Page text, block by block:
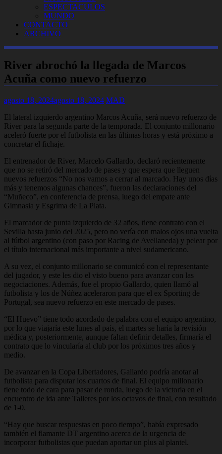
ESPECTACULOS
MUNDO
CONTACTO
ARCHIVO
River abrochó la llegada de Marcos
Acuña como nuevo refuerzo
agosto 18, 2024agosto 18, 2024 MAD
El lateral izquierdo argentino Marcos Acuña, será nuevo refuerzo de
River para la segunda parte de la temporada. El conjunto millonario
aceleró fuerte por el futbolista en las últimas horas y está próximo a
concretar el fichaje.
El entrenador de River, Marcelo Gallardo, declaró recientemente
que no se retiró del mercado de pases y que espera que lleguen
nuevos refuerzos “No nos vamos a cerrar al marcado. Hay unos días
más y tenemos algunas chances”, fueron las declaraciones del
“Muñeco”, en conferencia de prensa, luego del empate ante
Gimnasia y Esgrima de La Plata.
El marcador de punta izquierdo de 32 años, tiene contrato con el
Sevilla hasta junio del 2025, pero no vería con malos ojos una vuelta
al fútbol argentino (con paso por Racing de Avellaneda) y pelear por
el título internacional más importante a nivel sudamericano.
A su vez, el conjunto millonario se comunicó con el representante
del jugador, y este les dio el visto bueno para avanzar con las
negociaciones. Además, fue el propio Gallardo, quien llamó al
futbolista y los de Núñez aceleraron para que el ex Sporting de
Portugal, sea nuevo refuerzo en este mercado de pases.
“El Huevo” tiene todo acordado de palabra con el equipo argentino,
por lo que viajaría este lunes al país, el martes se haría la revisión
médica y, posteriormente, aunque faltan definir detalles, firmaría el
contrato que lo vincularía al club por los próximos tres años y
medio.
De avanzar en la Copa Libertadores, Gallardo podría anotar al
futbolista para disputar los cuartos de final. El equipo millonario
tiene todo de cara para pasar de ronda, luego de la victoria en el
encuentro de ida ante Talleres por los octavos de final, con resultado
de 1-0.
“Hay que buscar respuestas en poco tiempo”, había expresado
también el flamante DT argentino acerca de la urgencia de
incorporar futbolistas que puedan aportar un plus al plantel.